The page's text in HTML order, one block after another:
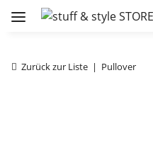
Zurück zur Liste Pullover